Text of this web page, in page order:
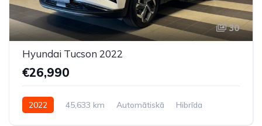
30
Hyundai Tucson 2022
€26,990
2022 45,633 km Automātiskā
Hibrīda